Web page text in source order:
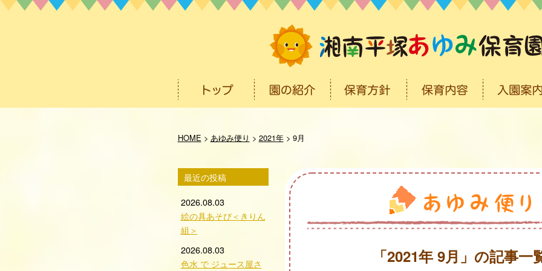
HOME > あゆみ便り > 2021年> 9月
「2021年 9月」の記事一
最近の投稿
2026.08.03
絵の具あそび＜きりん
組＞
2026.08.03
色水 で ジュース屋さ